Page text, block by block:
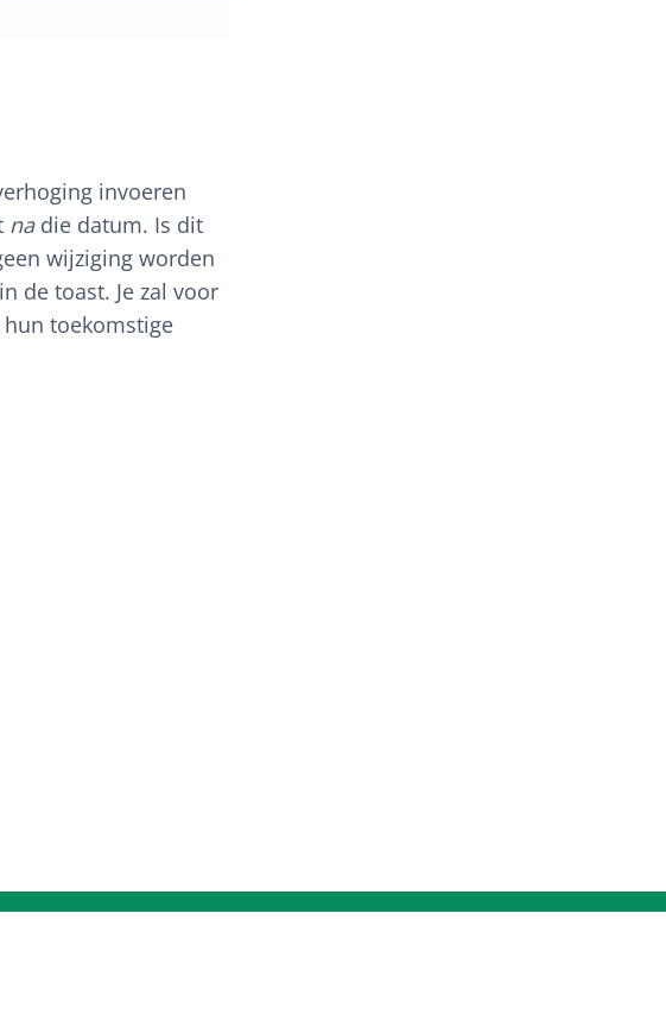
invoeren
nadie datum. Is dit
wijziging worden
de toast. Je zal voor
toekomstige